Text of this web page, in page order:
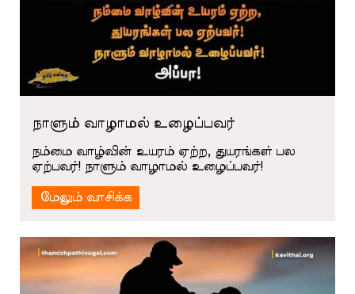
நாளும் வாழாமல் உழைப்பவர்
நம்மை வாழ்வின் உயரம் ஏற்ற, துயரங்கள் பல
ஏற்பவர்! நாளும் வாழாமல் உழைப்பவர்!
மேலும் வாசிக்க